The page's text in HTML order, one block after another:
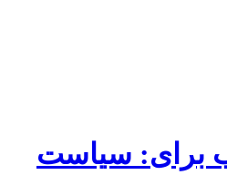
برای: سیاست